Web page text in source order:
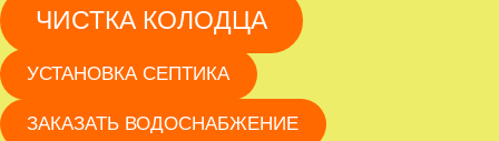
ЧИСТКА КОЛОДЦА
УСТАНОВКА СЕПТИКА
ЗАКАЗАТЬ ВОДОСНАБЖЕНИЕ